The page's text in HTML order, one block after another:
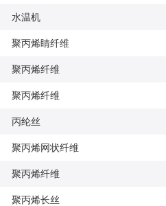
水温机
聚丙烯睛纤维
聚丙烯纤维
聚丙烯纤维
丙纶丝
聚丙烯网状纤维
聚丙烯纤维
聚丙烯长丝